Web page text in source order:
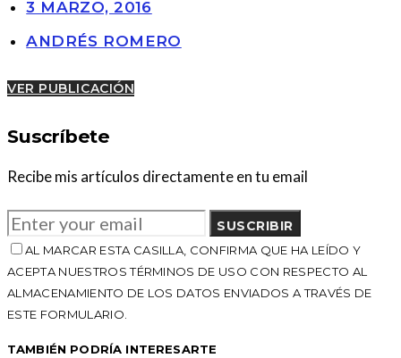
3 MARZO, 2016
ANDRÉS ROMERO
VER PUBLICACIÓN
Suscríbete
Recibe mis artículos directamente en tu email
SUSCRIBIR
AL MARCAR ESTA CASILLA, CONFIRMA QUE HA LEÍDO Y
ACEPTA NUESTROS TÉRMINOS DE USO CON RESPECTO AL
ALMACENAMIENTO DE LOS DATOS ENVIADOS A TRAVÉS DE
ESTE FORMULARIO.
TAMBIÉN PODRÍA INTERESARTE